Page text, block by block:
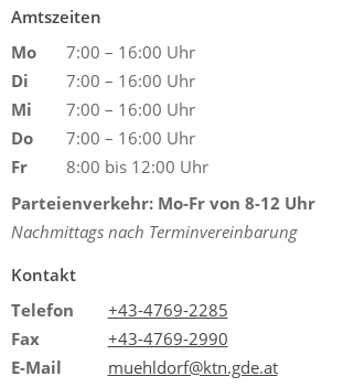
Amtszeiten
Mo
7:00 – 16:00 Uhr
Di
7:00 – 16:00 Uhr
Mi
7:00 – 16:00 Uhr
Do
7:00 – 16:00 Uhr
Fr
8:00 bis 12:00 Uhr
Parteienverkehr: Mo-Fr von 8-12 Uhr
Nachmittags nach Terminvereinbarung
Kontakt
Telefon
+43-4769-2285
Fax
+43-4769-2990
E-Mail
muehldorf@ktn.gde.at